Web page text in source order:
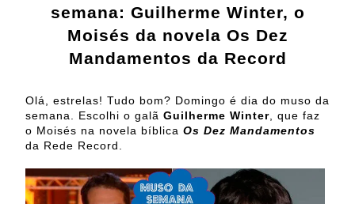
semana: Guilherme Winter, o
Moisés da novela Os Dez
Mandamentos da Record
Olá, estrelas! Tudo bom? Domingo é dia do muso da
semana. Escolhi o galã Guilherme Winter , que faz
o Moisés na novela bíblica Os Dez Mandamentos
da Rede Record.